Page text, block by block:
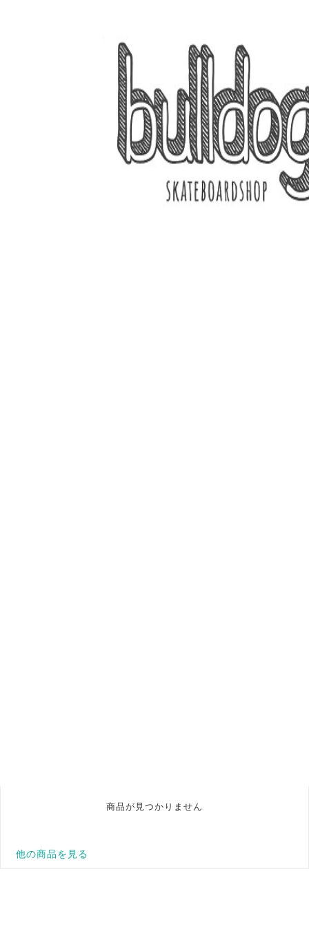
商品が見つかりません
他の商品を見る